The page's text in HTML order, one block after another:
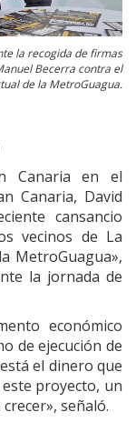
la recogida de firmas
Becerra contra el
de la MetroGuagua.
Canaria en el
Canaria, David
cansancio
vecinos de La
MetroGuagua»,
la jornada de
económico
de ejecución de
el dinero que
proyecto, un
señaló.